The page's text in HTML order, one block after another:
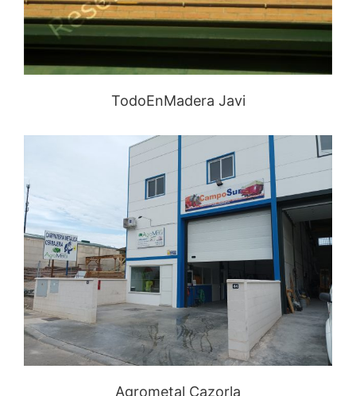
TodoEnMadera Javi
Agrometal Cazorla